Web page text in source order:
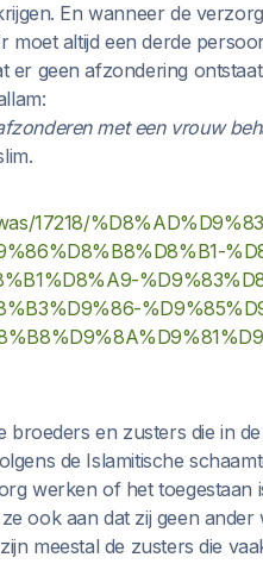
En wanneer de
moet altijd een derde
er geen afzondering
met een vrouw
17218/
broeders en zusters die in
de Islamitische
werken of het
ook aan dat zij geen
meestal de zusters die